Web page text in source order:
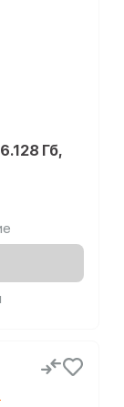
Гб,